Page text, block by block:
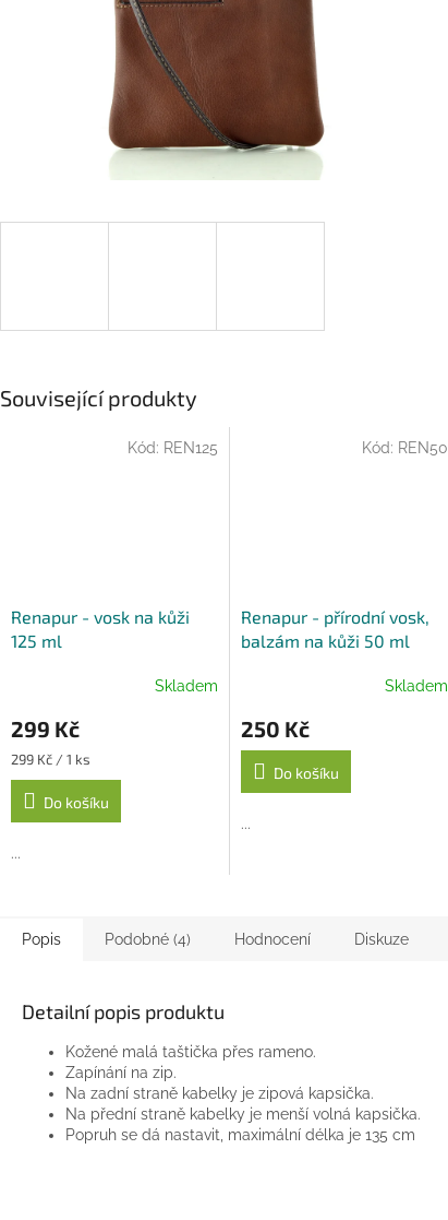
Související produkty
Renapur - vosk na kůži
125 ml
Skladem
299 Kč
Měrná
cena:
299 Kč / 1 ks
Do košíku
...
Kód: REN125
Renapur - přírodní vosk,
balzám na kůži 50 ml
Skladem
250 Kč
Do košíku
...
Kód: REN50
Popis Podobné (4) Hodnocení Diskuze
Detailní popis produktu
Kožené malá taštička přes rameno.
Zapínání na zip.
Na zadní straně kabelky je zipová kapsička.
Na přední straně kabelky je menší volná kapsička.
Popruh se dá nastavit, maximální délka je 135 cm